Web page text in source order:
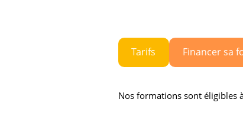
Tarifs Financer sa
Nos formations sont éligibles